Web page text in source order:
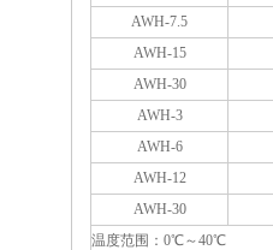
AWH-7.5
AWH-15
AWH-30
AWH-3
AWH-6
AWH-12
AWH-30
温度范围：0℃～40℃